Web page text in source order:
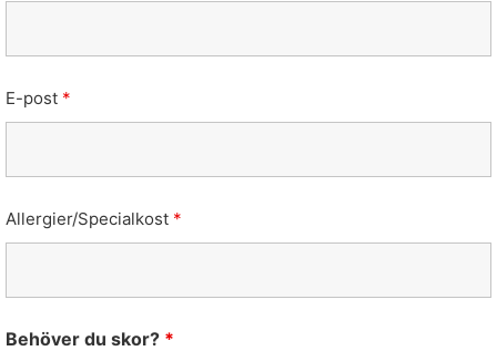
E-post *
Allergier/Specialkost *
Behöver du skor? *